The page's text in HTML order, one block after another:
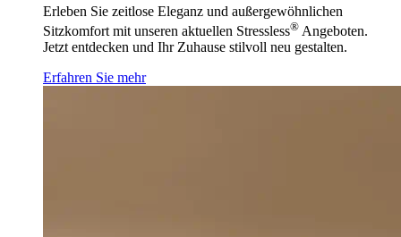
Erleben Sie zeitlose Eleganz und außergewöhnlichen
Sitzkomfort mit unseren aktuellen Stressless® Angeboten.
Jetzt entdecken und Ihr Zuhause stilvoll neu gestalten.
Erfahren Sie mehr